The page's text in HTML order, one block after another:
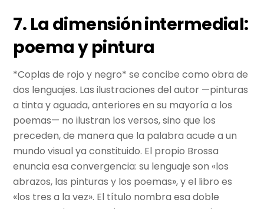
7. La dimensión intermedial:
poema y pintura
*Coplas de rojo y negro* se concibe como obra de
dos lenguajes. Las ilustraciones del autor —pinturas
a tinta y aguada, anteriores en su mayoría a los
poemas— no ilustran los versos, sino que los
preceden, de manera que la palabra acude a un
mundo visual ya constituido. El propio Brossa
enuncia esa convergencia: su lenguaje son «los
abrazos, las pinturas y los poemas», y el libro es
«los tres a la vez». El título nombra esa doble